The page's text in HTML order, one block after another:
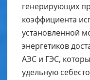
генерирующих
коэффициента
установленной
энергетиков
АЭС и ГЭС,
удельную